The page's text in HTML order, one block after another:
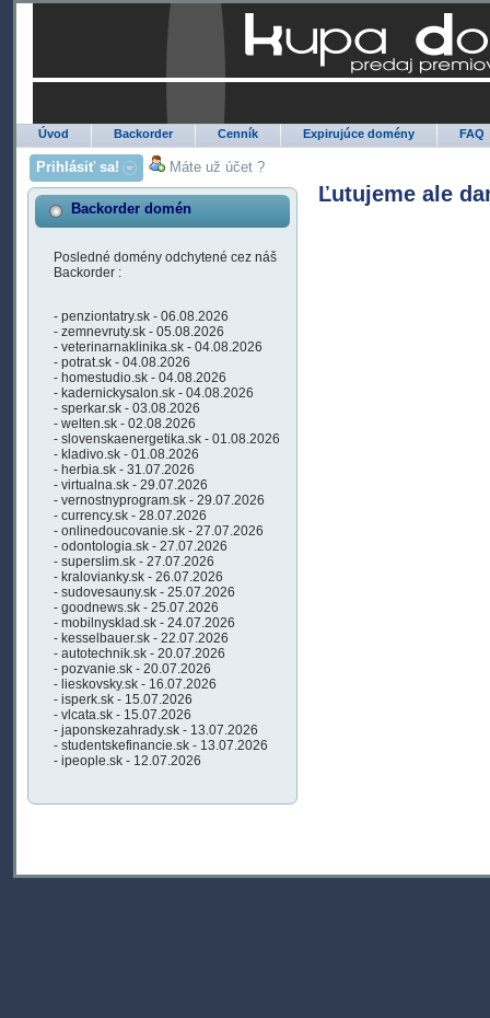
Úvod Backorder Cenník Expirujúce domény FAQ
Prihlásiť sa! Máte už účet ?
Backorder domén
Posledné domény odchytené cez náš
Backorder :
- penziontatry.sk - 06.08.2026
- zemnevruty.sk - 05.08.2026
- veterinarnaklinika.sk - 04.08.2026
- potrat.sk - 04.08.2026
- homestudio.sk - 04.08.2026
- kadernickysalon.sk - 04.08.2026
- sperkar.sk - 03.08.2026
- welten.sk - 02.08.2026
- slovenskaenergetika.sk - 01.08.2026
- kladivo.sk - 01.08.2026
- herbia.sk - 31.07.2026
- virtualna.sk - 29.07.2026
- vernostnyprogram.sk - 29.07.2026
- currency.sk - 28.07.2026
- onlinedoucovanie.sk - 27.07.2026
- odontologia.sk - 27.07.2026
- superslim.sk - 27.07.2026
- kralovianky.sk - 26.07.2026
- sudovesauny.sk - 25.07.2026
- goodnews.sk - 25.07.2026
- mobilnysklad.sk - 24.07.2026
- kesselbauer.sk - 22.07.2026
- autotechnik.sk - 20.07.2026
- pozvanie.sk - 20.07.2026
- lieskovsky.sk - 16.07.2026
- isperk.sk - 15.07.2026
- vlcata.sk - 15.07.2026
- japonskezahrady.sk - 13.07.2026
- studentskefinancie.sk - 13.07.2026
- ipeople.sk - 12.07.2026
Ľutujeme ale